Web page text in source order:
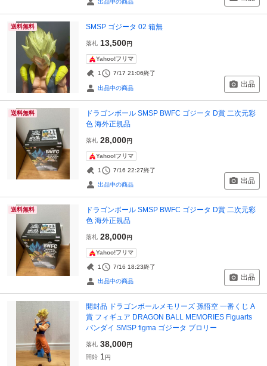
出品中の商品
送料無料 SMSP ゴジータ 02 箱無
落札 13,500円
Yahoo!フリマ
1 7/17 21:06終了
出品中の商品 出品
送料無料
ドラゴンボール SMSP BWFC ゴジータ D賞 二次元彩
色 海外正規品
落札 28,000円
Yahoo!フリマ
1 7/16 22:27終了
出品中の商品 出品
送料無料
ドラゴンボール SMSP BWFC ゴジータ D賞 二次元彩
色 海外正規品
落札 28,000円
Yahoo!フリマ
1 7/16 18:23終了
出品中の商品 出品
開封品 ドラゴンボールメモリーズ 孫悟空 一番くじ A
賞 フィギュア DRAGON BALL MEMORIES Figuarts
バンダイ SMSP figma ゴジータ ブロリー
落札 38,000円
開始 1 円